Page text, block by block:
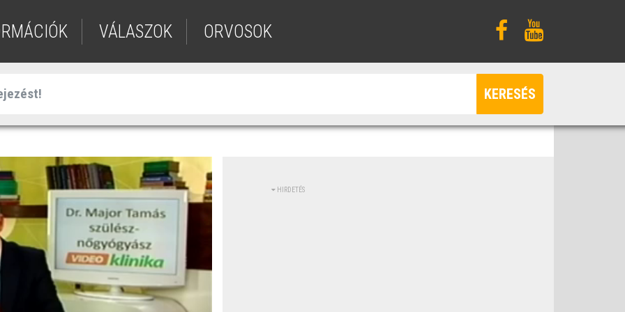
VÁLASZOK ORVOSOK
KERESÉS
HIRDETÉS